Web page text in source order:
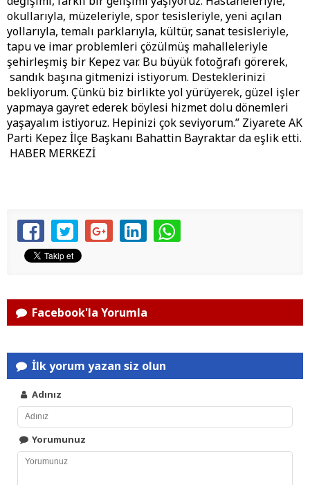
okullarıyla, müzeleriyle, spor tesisleriyle, yeni açılan
yollarıyla, temalı parklarıyla, kültür, sanat tesisleriyle,
tapu ve imar problemleri çözülmüş mahalleleriyle
şehirleşmiş bir Kepez var. Bu büyük fotoğrafı görerek,
sandık başına gitmenizi istiyorum. Desteklerinizi
bekliyorum. Çünkü biz birlikte yol yürüyerek, güzel işler
yapmaya gayret ederek böylesi hizmet dolu dönemleri
yaşayalım istiyoruz. Hepinizi çok seviyorum.” Ziyarete AK
Parti Kepez İlçe Başkanı Bahattin Bayraktar da eşlik etti.
HABER MERKEZİ
Facebook'la Yorumla
İlk yorum yazan siz olun
Adınız
Yorumunuz